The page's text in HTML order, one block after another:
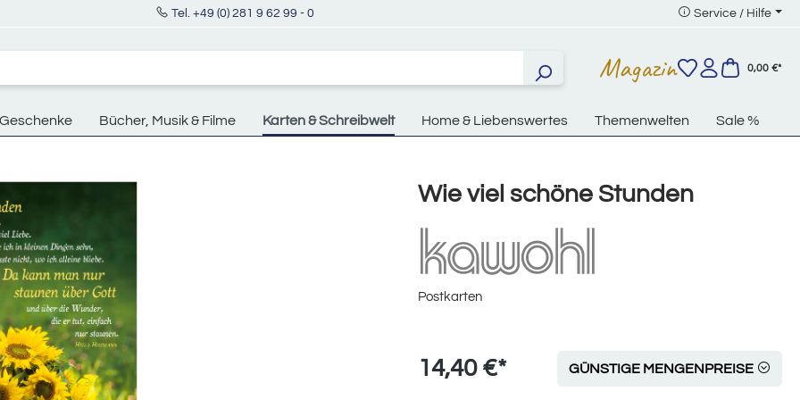
Tel. +49 (0) 281 9 62 99 - 0 Service / Hilfe
Magazin 0,00 €*
Geschenke Bücher, Musik & Filme Karten & Schreibwelt Home & Liebenswertes Themenwelten Sale %
Wie viel schöne Stunden
Postkarten
14,40 €* GÜNSTIGE MENGENPREISE